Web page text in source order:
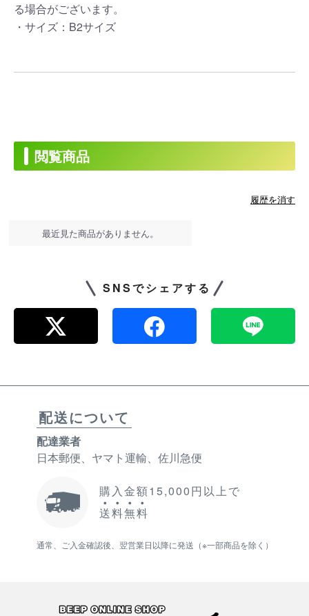
る場合がございます。
・サイズ：B2サイズ
閲覧商品
履歴を消す
最近見た商品がありません。
SNSでシェアする
配送について
配達業者
日本郵便、ヤマト運輸、佐川急便
購入金額15,000円以上で
送料無料
通常、ご入金確認後、翌営業日以降に発送（※一部商品を除く）